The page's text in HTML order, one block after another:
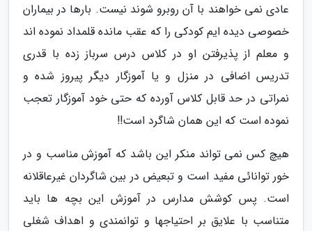
عادی نمی خواهند با آن روبرو شوند نیست. بارها در بیماران
خصوصی دیده ایم کودکی را که عقب مانده قلمداد نموده اند
و معلم از پذیرفتن او در کلاس درس سرباز زده با قدری
تدریس اضافی در منزل و یا آموزگار دیگر پیروز شده و
نمراتی در حد قابل کلاس آورده که حتی خود آموزگار تعجب
نموده است که این همان شاگرد است!!
هیچ کس نمی تواند منکر این باشد که آموزش مناسب و در
خور توانائی مفید است و تبعیض در بین شاگردان غیرعاقلانه
است. پس کوشش مدارس در آموزش این بچه ها باید
متناسب با علایق بر احتیاجها و توانمندی و اهداف شغلی